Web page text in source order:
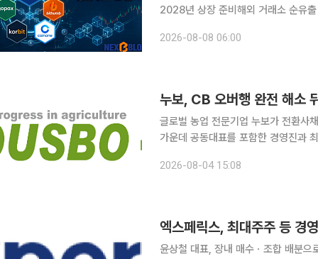
2028년 상장 준비해외 거래소 순유출
휴 안정성 확보로 빠르게 넓어지고 있
2026-08-08 06:00
누보, CB 오버행 완전 해소
글로벌 농업 전문기업 누보가 전환사
가운데 공동대표를 포함한 경영진과
2026-08-04 15:08
윤상철 대표, 장내 매수ㆍ조합 배분